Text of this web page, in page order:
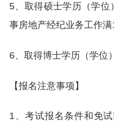
5、取得硕士学历（学位
事房地产经纪业务工作满
6、取得博士学历（学位
【报名注意事项】
1、考试报名条件和免